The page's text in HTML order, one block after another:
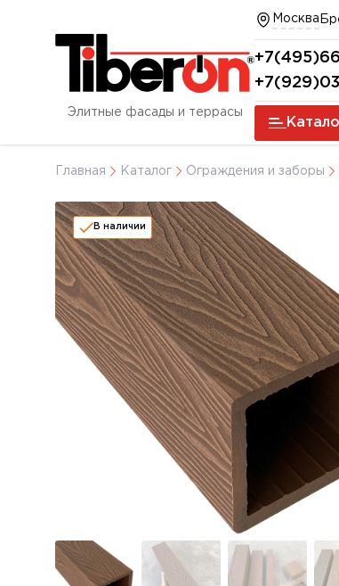
Элитные фасады и террасы
Москва
Главная Каталог Ограждения и заборы
В наличии